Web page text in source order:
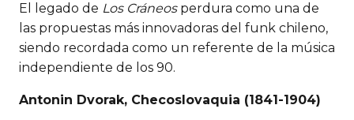
El legado de Los Cráneosperdura como una de
las propuestas más innovadoras del funk chileno,
siendo recordada como un referente de la música
independiente de los 90.
Antonin Dvorak, Checoslovaquia (1841-1904)